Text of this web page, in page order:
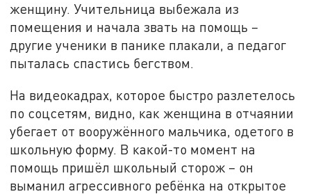
женщину. Учительница выбежала из
помещения и начала звать на помощь –
другие ученики в панике плакали, а педагог
пыталась спастись бегством.
На видеокадрах, которое быстро разлетелось
по соцсетям, видно, как женщина в отчаянии
убегает от вооружённого мальчика, одетого в
школьную форму. В какой-то момент на
помощь пришёл школьный сторож – он
выманил агрессивного ребёнка на открытое